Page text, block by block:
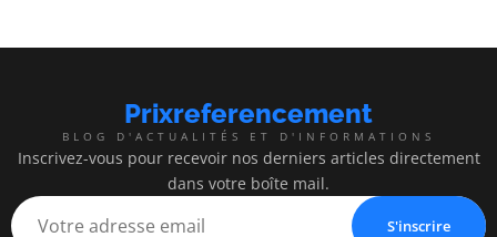
Prixreferencement
BLOG D'ACTUALITÉS ET D'INFORMATIONS
Inscrivez-vous pour recevoir nos derniers articles directement
dans votre boîte mail.
S'inscrire